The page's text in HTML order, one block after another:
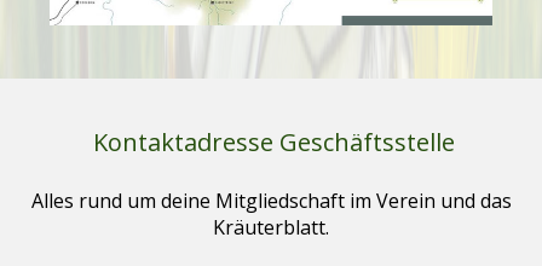
Kontaktadresse Geschäftsstelle
Alles rund um deine Mitgliedschaft im Verein und das
Kräuterblatt.